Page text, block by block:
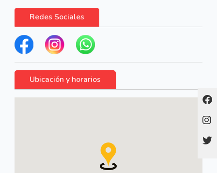
Redes Sociales
Ubicación y horarios